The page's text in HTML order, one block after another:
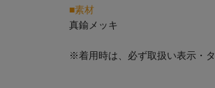
■素材
真鍮メッキ
※着用時は、必ず取扱い表示・